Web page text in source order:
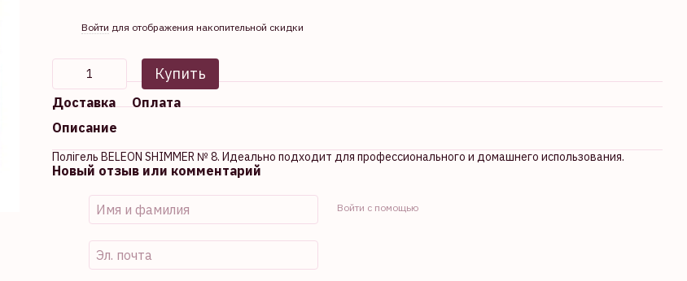
Войти для отображения накопительной скидки
Купить
Доставка
Оплата
Описание
Полігель BELEON SHIMMER № 8. Идеально подходит для профессионального и домашнего использования.
Новый отзыв или комментарий
Войти с помощью